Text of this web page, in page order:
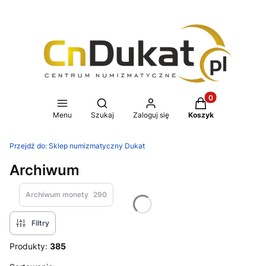
Menu
Otwórz wyszukiwarkę
Szukaj Zaloguj się
Produkty w
Koszyk
Przejdź do: Sklep numizmatyczny Dukat
Archiwum
Archiwum monety 290
Filtry
Produkty: 385